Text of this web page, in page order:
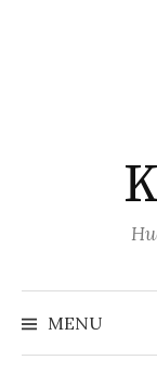
MENU